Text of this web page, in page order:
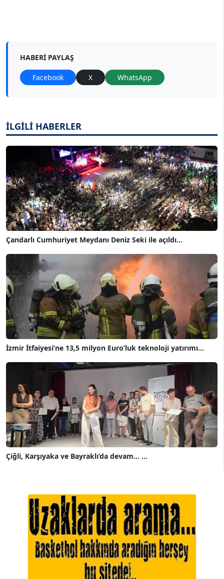
HABERI PAYLAŞ
Facebook X WhatsApp
İLGİLİ HABERLER
Çandarlı Cumhuriyet Meydanı Deniz Seki ile açıldı...
İzmir İtfaiyesi’ne 13,5 milyon Euro’luk teknoloji yatırımı...
Çiğli, Karşıyaka ve Bayraklı’da devam... ...